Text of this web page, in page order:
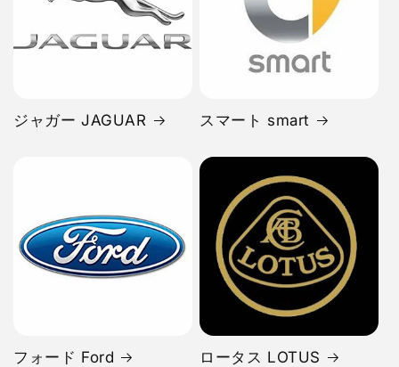
ジャガー JAGUAR スマート smart
フォード Ford ロータス LOTUS